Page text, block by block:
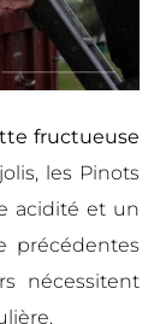
fructueuse
les Pinots
acidité et un
précédentes
nécessitent